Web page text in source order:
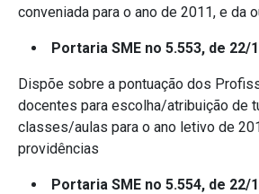
conveniada para o ano de 2011, e da
Portaria SME no 5.553, de 22/
Dispõe sobre a pontuação dos
docentes para escolha/atribuição de
classes/aulas para o ano letivo de
providências
Portaria SME no 5.554, de 22/